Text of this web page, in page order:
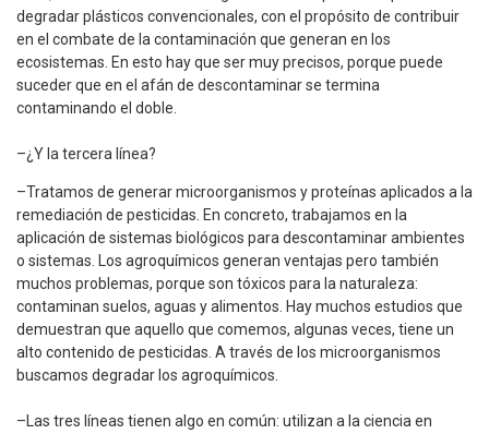
degradar plásticos convencionales, con el propósito de contribuir
en el combate de la contaminación que generan en los
ecosistemas. En esto hay que ser muy precisos, porque puede
suceder que en el afán de descontaminar se termina
contaminando el doble.
–¿Y la tercera línea?
–Tratamos de generar microorganismos y proteínas aplicados a la
remediación de pesticidas. En concreto, trabajamos en la
aplicación de sistemas biológicos para descontaminar ambientes
o sistemas. Los agroquímicos generan ventajas pero también
muchos problemas, porque son tóxicos para la naturaleza:
contaminan suelos, aguas y alimentos. Hay muchos estudios que
demuestran que aquello que comemos, algunas veces, tiene un
alto contenido de pesticidas. A través de los microorganismos
buscamos degradar los agroquímicos.
–Las tres líneas tienen algo en común: utilizan a la ciencia en